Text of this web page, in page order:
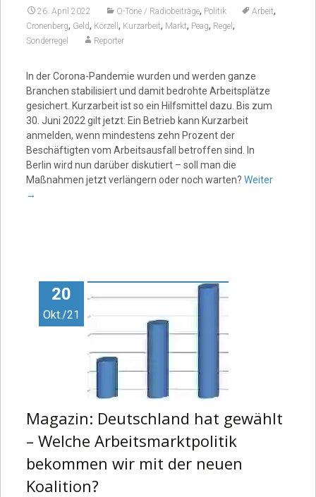
26. April 2022 O-Töne / Radiobeiträge, Politik Arbeit,
Cronenberg, Geld, Körzell , Kurzarbeit, Markt, Peag, Regel ,
Sonderregel Reporter
In der Corona-Pandemie wurden und werden ganze
Branchen stabilisiert und damit bedrohte Arbeitsplätze
gesichert. Kurzarbeit ist so ein Hilfsmittel dazu. Bis zum
30. Juni 2022 gilt jetzt: Ein Betrieb kann Kurzarbeit
anmelden, wenn mindestens zehn Prozent der
Beschäftigten vom Arbeitsausfall betroffen sind. In
Berlin wird nun darüber diskutiert – soll man die
Maßnahmen jetzt verlängern oder noch warten? Weiter
→
20
Okt./21
Magazin: Deutschland hat gewählt
– Welche Arbeitsmarktpolitik
bekommen wir mit der neuen
Koalition?